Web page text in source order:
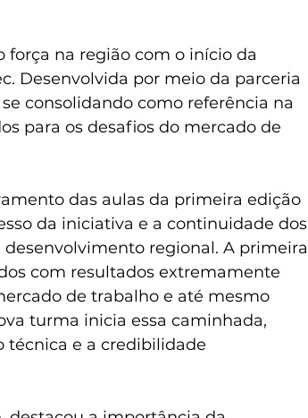
na região com o início da
Desenvolvida por meio da parceria
consolidando como referência na
para os desafios do mercado de
das aulas da primeira edição
da iniciativa e a continuidade dos
regional. A primeira
com resultados extremamente
de trabalho e até mesmo
turma inicia essa caminhada,
técnica e a credibilidade